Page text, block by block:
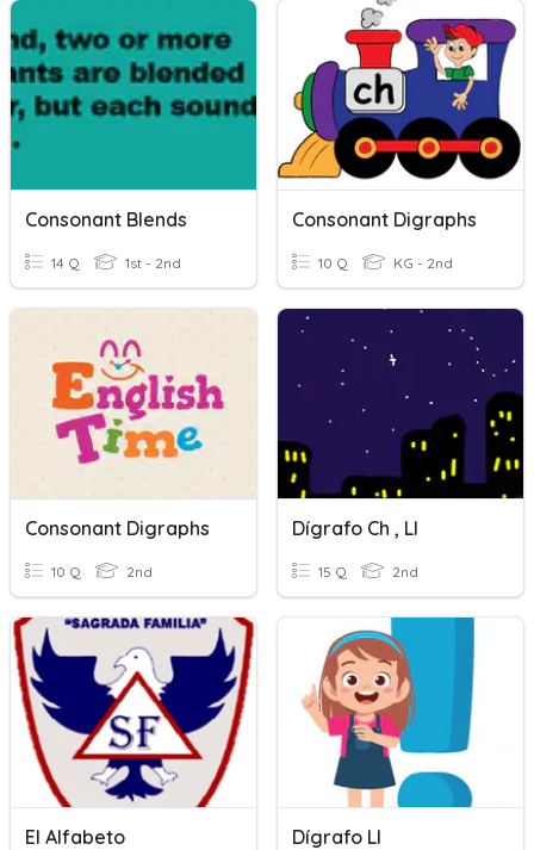
Consonant Blends
14 Q 1st - 2nd
Consonant Digraphs
10 Q KG - 2nd
Consonant Digraphs
10 Q 2nd
Dígrafo Ch , Ll
15 Q 2nd
El Alfabeto Dígrafo Ll